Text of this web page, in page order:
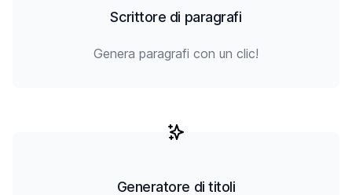
Scrittore di paragrafi
Genera paragrafi con un clic!
Generatore di titoli